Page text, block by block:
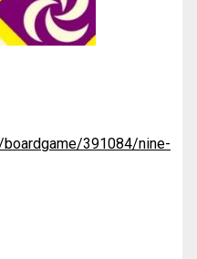
391084/nine-